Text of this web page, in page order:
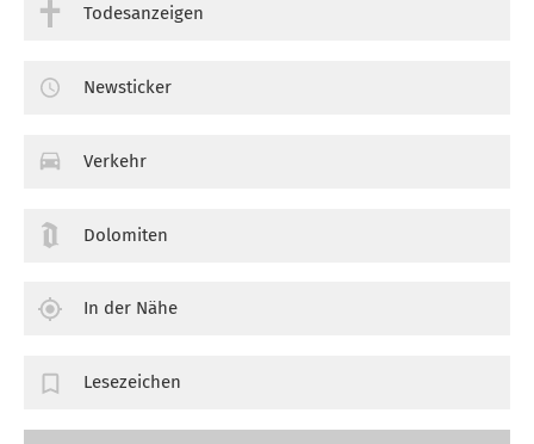
Todesanzeigen
Newsticker
Verkehr
Dolomiten
In der Nähe
Lesezeichen